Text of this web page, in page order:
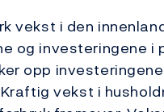
vekst i den
og investeringene
opp
vekst i